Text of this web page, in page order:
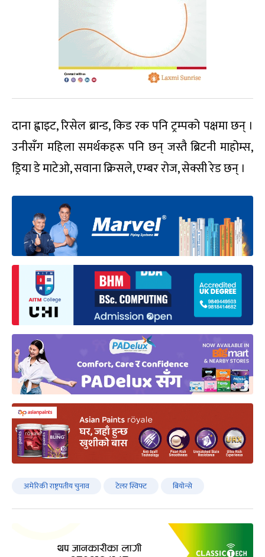
दाना ह्वाइट, रिसेल ब्रान्ड, किड रक पनि ट्रम्पको पक्षमा छन् ।
उनीसँग महिला समर्थकहरू पनि छन् जस्तै ब्रिटनी माहोम्स,
ड्रिया डे माटेओ, सवाना क्रिसले, एम्बर रोज, सेक्सी रेड छन् ।
अमेरिकी राष्ट्रपतीय चुनाव टेलर स्विफ्ट बियोन्से